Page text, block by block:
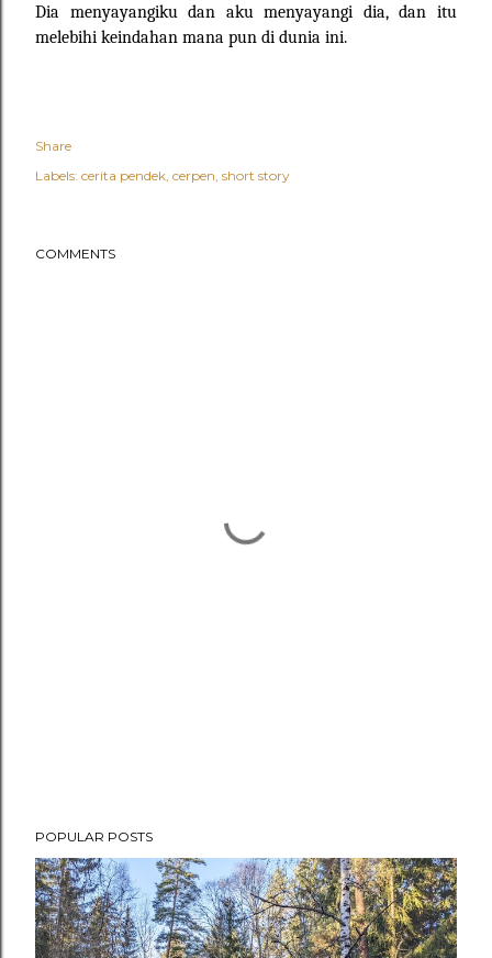
Dia menyayangiku dan aku menyayangi dia, dan itu
melebihi keindahan mana pun di dunia ini.
Share
Labels: cerita pendek cerpen short story
COMMENTS
POPULAR POSTS